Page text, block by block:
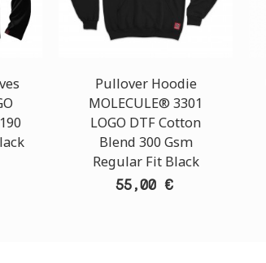
Pullover Hoodie
MOLECULE® 3301
LOGO DTF Cotton
Blend 300 Gsm
Regular Fit Black
55,00 €